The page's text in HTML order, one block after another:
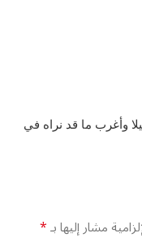
وأغرب ما قد نراه في
مشار إليها بـ*